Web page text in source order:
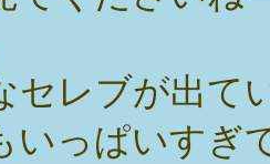
セレブが出て
いっぱいすぎ